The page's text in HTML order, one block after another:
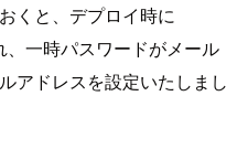
くと、デプロイ時に
一時パスワードがメール
アドレスを設定いたしまし